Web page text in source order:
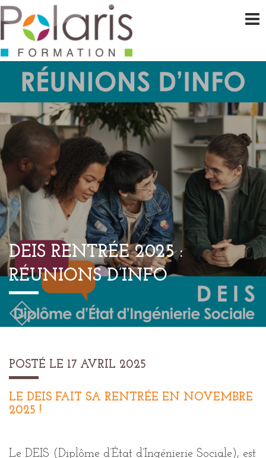
DEIS RENTRÉE 2025 :
RÉUNIONS D’INFO
POSTÉ LE 17 AVRIL 2025
LE DEIS FAIT SA RENTRÉE EN NOVEMBRE
2025 !
Le DEIS (Diplôme d’État d’Ingénierie Sociale), est